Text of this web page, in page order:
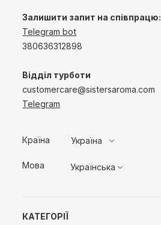
Залишити запит на співпрацю:
Telegram bot
380636312898
Відділ турботи
customercare@sistersaroma.com
Telegram
КАТЕГОРІЇ
Країна Україна
Мова Українська